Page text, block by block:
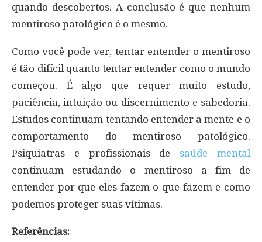
quando descobertos. A conclusão é que nenhum
mentiroso patológico é o mesmo.
Como você pode ver, tentar entender o mentiroso
é tão difícil quanto tentar entender como o mundo
começou. É algo que requer muito estudo,
paciência, intuição ou discernimento e sabedoria.
Estudos continuam tentando entender a mente e o
comportamento do mentiroso patológico.
Psiquiatras e profissionais de saúde mental
continuam estudando o mentiroso a fim de
entender por que eles fazem o que fazem e como
podemos proteger suas vítimas.
Referências: